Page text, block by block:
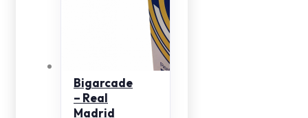
Bigarcade
– Real
Madrid